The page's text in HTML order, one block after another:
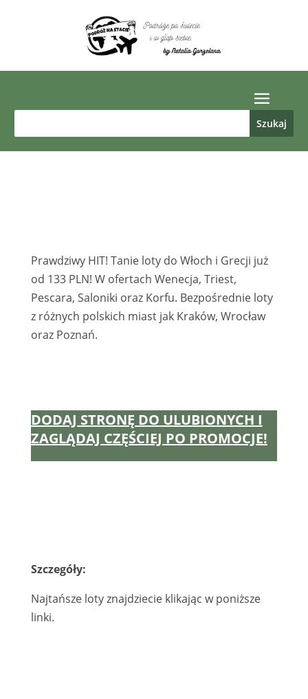
Prawdziwy HIT! Tanie loty do Włoch i Grecji już
od 133 PLN! W ofertach Wenecja, Triest,
Pescara, Saloniki oraz Korfu. Bezpośrednie loty
z różnych polskich miast jak Kraków, Wrocław
oraz Poznań.
DODAJ STRONĘ DO ULUBIONYCH I
ZAGLĄDAJ CZĘŚCIEJ PO PROMOCJE!
Szczegóły:
Najtańsze loty znajdziecie klikając w poniższe
linki.